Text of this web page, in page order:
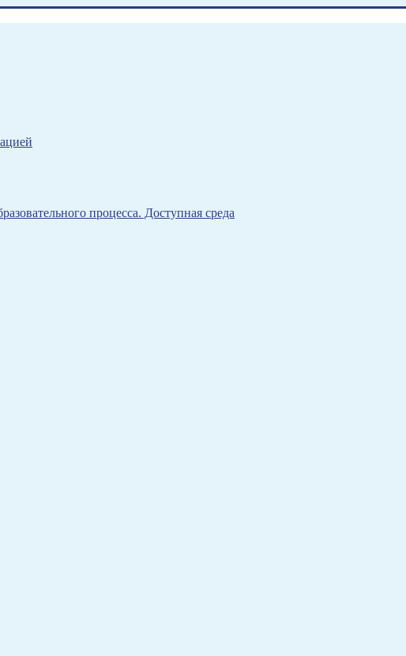
процесса. Доступная среда